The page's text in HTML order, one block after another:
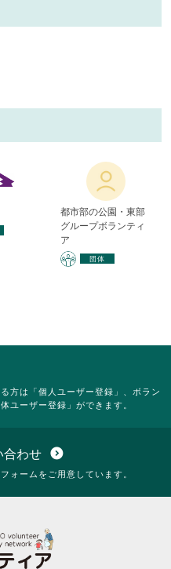
都市部の公園・東部
グループボランティ
ア
団体
方は「個人ユーザー登録」、ボラン
ユーザー登録」ができます。
合わせ expand_circle_down
ォームをご用意しています。